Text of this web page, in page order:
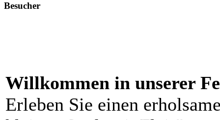
Besucher
Willkommen in unserer
Erleben Sie einen